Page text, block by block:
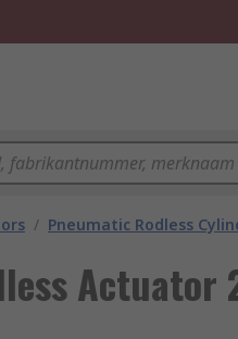
/ Pneumatic Rodless
Actuator